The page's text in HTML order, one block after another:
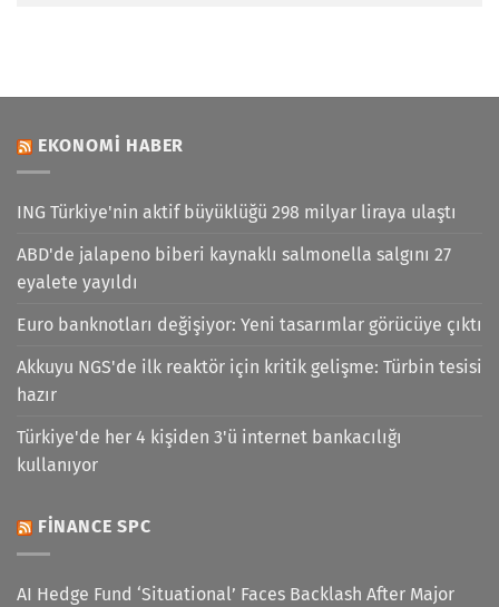
EKONOMI HABER
ING Türkiye'nin aktif büyüklüğü 298 milyar liraya ulaştı
ABD'de jalapeno biberi kaynaklı salmonella salgını 27
eyalete yayıldı
Euro banknotları değişiyor: Yeni tasarımlar görücüye çıktı
Akkuyu NGS'de ilk reaktör için kritik gelişme: Türbin tesisi
hazır
Türkiye'de her 4 kişiden 3'ü internet bankacılığı
kullanıyor
FINANCE SPC
AI Hedge Fund ‘Situational’ Faces Backlash After Major